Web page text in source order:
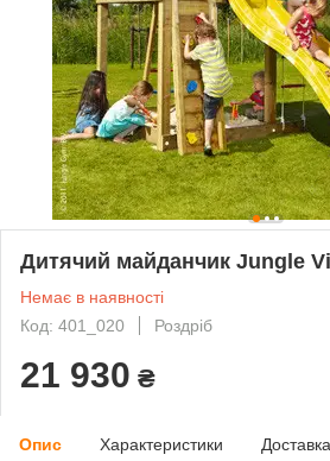
Дитячий майданчик Jungle
Немає в наявності
Код: 401_020
Роздріб
21 930 ₴
Опис Характеристики Доставка